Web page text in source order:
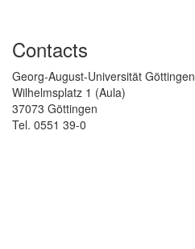
Contacts
Georg-August-Universität Göttingen
Wilhelmsplatz 1 (Aula)
37073 Göttingen
Tel. 0551 39-0